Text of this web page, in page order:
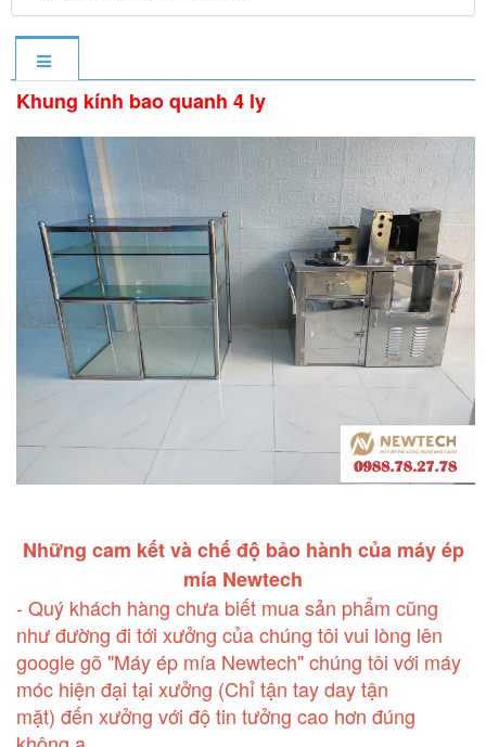
Khung kính bao quanh 4 ly
Những cam kết và chế độ bảo hành của máy ép
mía Newtech
- Quý khách hàng chưa biết mua sản phẩm cũng
như đường đi tới xưởng của chúng tôi vui lòng lên
google gõ "Máy ép mía Newtech"chúng tôi với máy
móc hiện đại tại xưởng (Chỉ tận tay day tận
mặt) đến xưởng với độ tin tưởng cao hơn đúng